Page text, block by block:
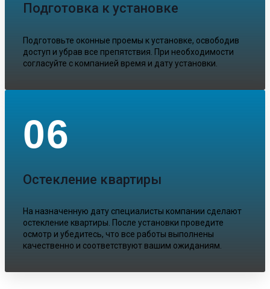
Подготовка к установке
Подготовьте оконные проемы к установке, освободив
доступ и убрав все препятствия. При необходимости
согласуйте с компанией время и дату установки.
06
Остекление квартиры
На назначенную дату специалисты компании сделают
остекление квартиры. После установки проведите
осмотр и убедитесь, что все работы выполнены
качественно и соответствуют вашим ожиданиям.